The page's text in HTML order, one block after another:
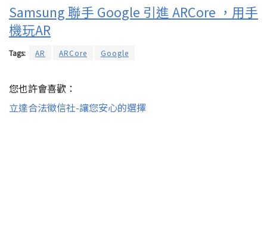
Samsung 聯手 Google 引進 ARCore ，用手
機玩AR
Tags: AR ARCore Google
您也許會喜歡：
立達合法徵信社-讓您安心的選擇